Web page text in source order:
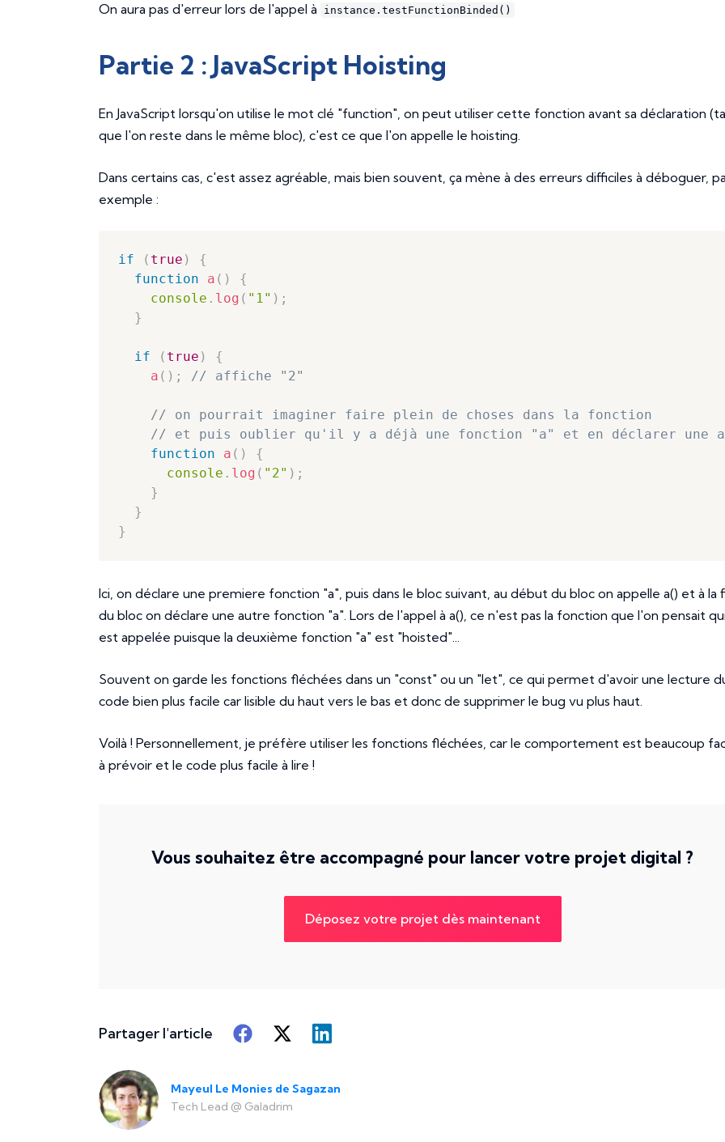
On aura pas d'erreur lors de l'appel à instance.testFunctionBinded()
Partie 2 : JavaScript Hoisting
En JavaScript lorsqu'on utilise le mot clé "function", on peut utiliser cette fonction avant sa déclaration
que l'on reste dans le même bloc), c'est ce que l'on appelle le hoisting.
Dans certains cas, c'est assez agréable, mais bien souvent, ça mène à des erreurs difficiles à déboguer,
exemple :
if ( true )
{
function
a ( )
{
console . log ( "1" ) ;
}
if ( true )
{
a ( ) ; // affiche "2"
// on pourrait imaginer faire plein de choses dans la fonction
// et puis oublier qu'il y a déjà une fonction "a" et en déclarer une
function
a ( )
{
console . log ( "2" ) ;
}
}
}
Ici, on déclare une premiere fonction "a", puis dans le bloc suivant, au début du bloc on appelle a() et à la
du bloc on déclare une autre fonction "a". Lors de l'appel à a(), ce n'est pas la fonction que l'on pensait
est appelée puisque la deuxième fonction "a" est "hoisted"...
Souvent on garde les fonctions fléchées dans un "const" ou un "let", ce qui permet d'avoir une lecture
code bien plus facile car lisible du haut vers le bas et donc de supprimer le bug vu plus haut.
Voilà ! Personnellement, je préfère utiliser les fonctions fléchées, car le comportement est beaucoup
à prévoir et le code plus facile à lire !
Vous souhaitez être accompagné pour lancer votre projet digital ?
Déposez votre projet dès maintenant
Partager l'article
Mayeul Le Monies de Sagazan
Tech Lead @ Galadrim